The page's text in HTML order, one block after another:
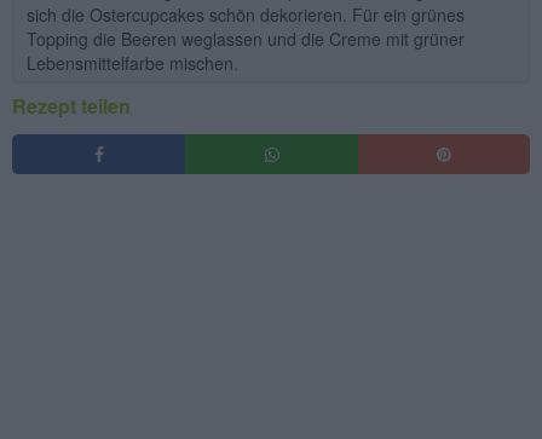
sich die Ostercupcakes schön dekorieren. Für ein grünes
Topping die Beeren weglassen und die Creme mit grüner
Lebensmittelfarbe mischen.
Rezept teilen